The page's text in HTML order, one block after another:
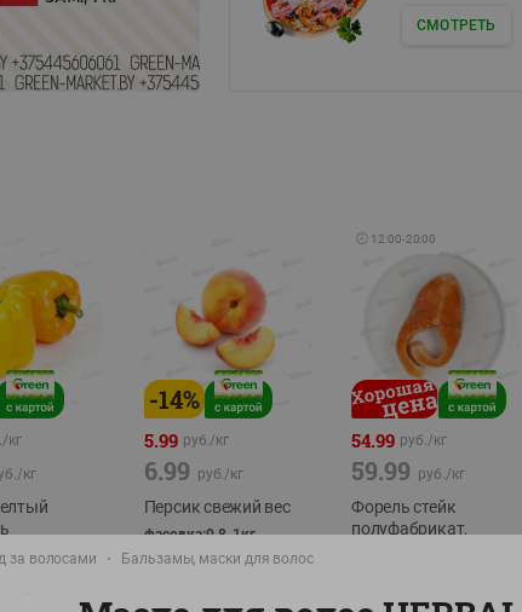
СМОТРЕТЬ
кг
кг
0,7кг
-14%
5.99 руб./кг
6.99 руб./кг
Персик свежий вес
фасовка:0,8-1кг
🕘 12:00-20:00
54.99 руб./кг
59.99 руб./кг
Форель стейк
полуфабрикат,
за волосами Бальзамы, маски для волос